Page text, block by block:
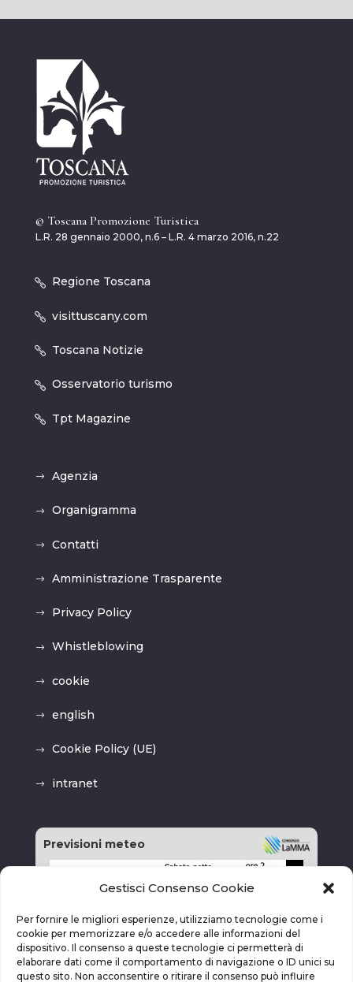
Gestisci Consenso Cookie
Per fornire le migliori esperienze, utilizziamo tecnologie come i
cookie per memorizzare e/o accedere alle informazioni del
dispositivo. Il consenso a queste tecnologie ci permetterà di
elaborare dati come il comportamento di navigazione o ID unici su
questo sito. Non acconsentire o ritirare il consenso può influire
© Toscana Promozione Turistica
L.R. 28 gennaio 2000, n.6 – L.R. 4 marzo 2016, n.22
Regione Toscana
visittuscany.com
Toscana Notizie
Osservatorio turismo
Tpt Magazine
Agenzia
Organigramma
Contatti
Amministrazione Trasparente
Privacy Policy
Whistleblowing
cookie
english
Cookie Policy (UE)
intranet
Previsioni meteo